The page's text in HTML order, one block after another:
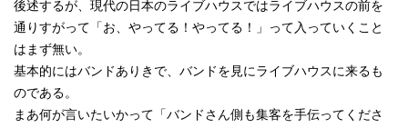
後述するが、現代の日本のライブハウスではライブハウスの前を
通りすがって「お、やってる！やってる！」って入っていくこと
はまず無い。
基本的にはバンドありきで、バンドを見にライブハウスに来るも
のである。
まあ何が言いたいかって「バンドさん側も集客を手伝ってくださ